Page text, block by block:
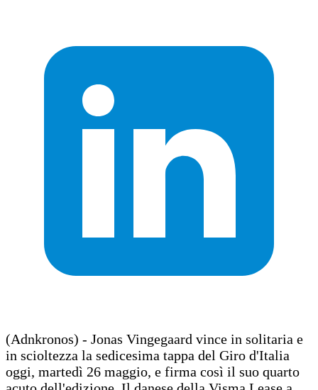
(Adnkronos) - Jonas Vingegaard vince in solitaria e
in scioltezza la sedicesima tappa del Giro d'Italia
oggi, martedì 26 maggio, e firma così il suo quarto